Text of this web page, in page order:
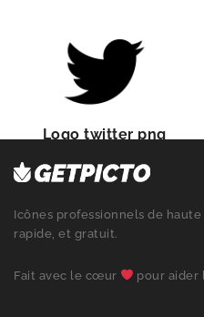
Logo twitter png
Icônes professionnels de
rapide, et gratuit.
Fait avec le cœur pour aider